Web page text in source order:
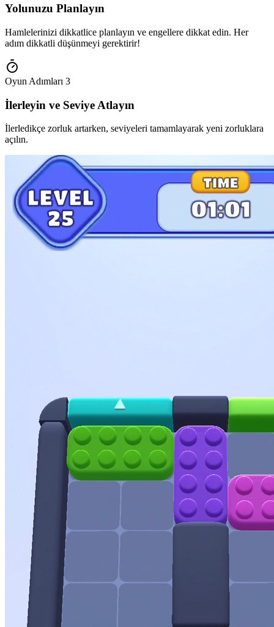
Yolunuzu Planlayın
Hamlelerinizi dikkatlice planlayın ve engellere dikkat edin. Her
adım dikkatli düşünmeyi gerektirir!
Oyun Adımları 3
İlerleyin ve Seviye Atlayın
İlerledikçe zorluk artarken, seviyeleri tamamlayarak yeni zorluklara
açılın.